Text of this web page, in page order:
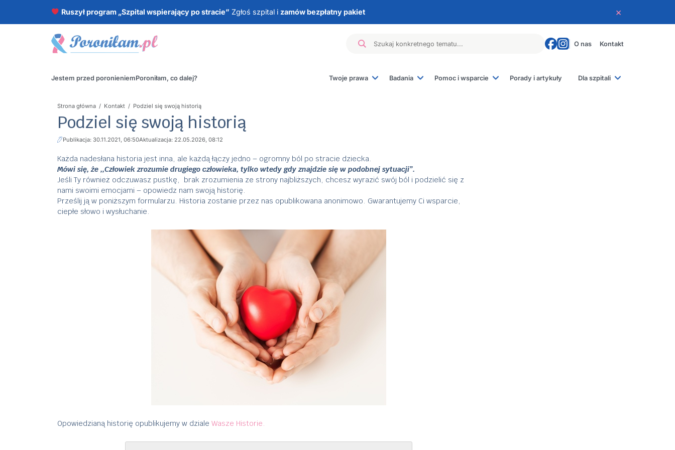
Ruszył program „Szpital wspierający po stracie” Zgłoś szpital i zamów bezpłatny pakiet ×
O nas Kontakt
Jestem przed poronieniemPoroniłam, co dalej? Twoje prawa
Badania
Pomoc i wsparcie Porady i artykuły Dla szpitali
Strona główna / Kontakt / Podziel się swoją historią
Podziel się swoją historią
Publikacja: 30.11.2021, 06:50Aktualizacja: 22.05.2026, 08:12
Każda nadesłana historia jest inna, ale każdą łączy jedno – ogromny ból po stracie dziecka.
Mówi się, że ,,Człowiek zrozumie drugiego człowieka, tylko wtedy gdy znajdzie się w podobnej sytuacji”.
Jeśli Ty również odczuwasz pustkę, brak zrozumienia ze strony najbliższych, chcesz wyrazić swój ból i podzielić się z
nami swoimi emocjami – opowiedz nam swoją historię.
Prześlij ją w poniższym formularzu. Historia zostanie przez nas opublikowana anonimowo. Gwarantujemy Ci wsparcie,
ciepłe słowo i wysłuchanie.
Opowiedzianą historię opublikujemy w dziale Wasze Historie.